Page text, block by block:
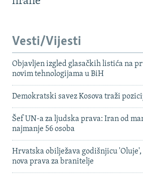
Vesti/Vijesti
Objavljen izgled glasačkih listića na
novim tehnologijama u BiH
Demokratski savez Kosova traži
Šef UN-a za ljudska prava: Iran od
najmanje 56 osoba
Hrvatska obilježava godišnjicu
nova prava za branitelje